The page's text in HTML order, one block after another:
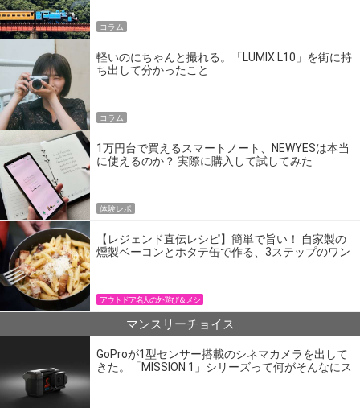
コラム
軽いのにちゃんと撮れる。「LUMIX L10」を街に持
ち出して分かったこと
コラム
1万円台で買えるスマートノート、NEWYESは本当
に使えるのか？ 実際に購入して試してみた
体験レポ
【レジェンド直伝レシピ】簡単で旨い！ 自家製の
燻製ベーコンとホタテ缶で作る、3ステップのワン
アウトドア名人の外遊び＆メシ
マンスリーチョイス
GoProが1型センサー搭載のシネマカメラを出して
きた。「MISSION 1」シリーズって何がそんなにス